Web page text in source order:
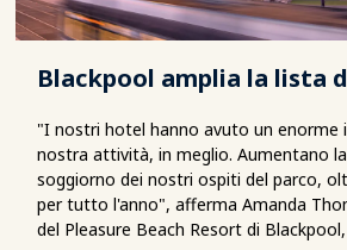
Blackpool amplia la lista
"I nostri hotel hanno avuto un enorme
nostra attività, in meglio. Aumentano
soggiorno dei nostri ospiti del parco,
per tutto l'anno", afferma Amanda
del Pleasure Beach Resort di